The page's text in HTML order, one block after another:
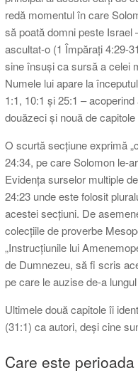
redă momentul în care
să poată domni peste Israel
ascultat-o (1 Împărați 4:29-
sine însuși ca sursă a celei
Numele lui apare la
1:1, 10:1 și 25:1 –
douăzeci și nouă de capitole
O scurtă secțiune exprimă
24:34, pe care Solomon le-
Evidența surselor multiple
24:23 unde este folosit
acestei secțiuni. De
colecțiile de proverbe
„Instrucțiunile lui
de Dumnezeu, să fi scris
pe care le auzise de-a
Ultimele două capitole îi
(31:1) ca autori, deși cine
Care este